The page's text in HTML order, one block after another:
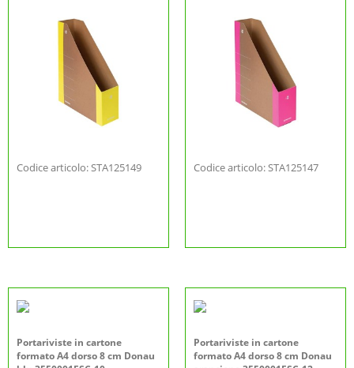
Codice articolo: STA125149 Codice articolo: STA125147
Portariviste in cartone
formato A4 dorso 8 cm Donau
Portariviste in cartone
formato A4 dorso 8 cm Donau